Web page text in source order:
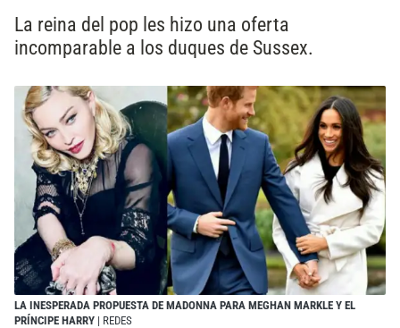
La reina del pop les hizo una oferta
incomparable a los duques de Sussex.
LA INESPERADA PROPUESTA DE MADONNA PARA MEGHAN MARKLE Y EL
PRÍNCIPE HARRY | REDES